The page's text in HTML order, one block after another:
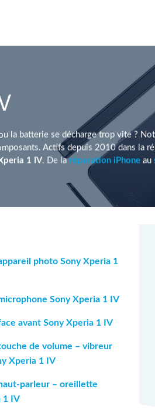
la batterie se décharge trop vite ?
Actifs depuis 2010 dans la
1 IV. De laréparation iPhone au
photo Sony Xperia 1
Sony Xperia 1 IV
avant Sony Xperia 1 IV
de volume – vibreur
Xperia 1 IV
parleur – oreillette
1 IV